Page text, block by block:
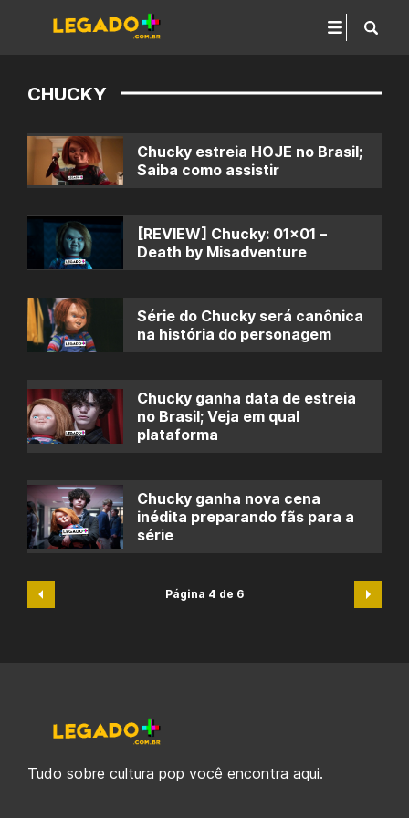
CHUCKY
Chucky estreia HOJE no Brasil;
Saiba como assistir
[REVIEW] Chucky: 01×01 –
Death by Misadventure
Série do Chucky será canônica
na história do personagem
Chucky ganha data de estreia
no Brasil; Veja em qual
plataforma
Chucky ganha nova cena
inédita preparando fãs para a
série
Página 4 de 6
Tudo sobre cultura pop você encontra aqui.